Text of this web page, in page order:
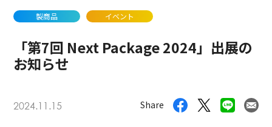
製商品 イベント
「第7回 Next Package 2024」出展の
お知らせ
2024.11.15 Share